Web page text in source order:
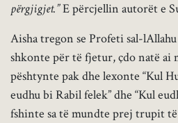
përgjigjet.”E përcjellin autorët e
Aisha tregon se Profeti sal-
shkonte për të fjetur, çdo natë ai
pështynte pak dhe lexonte “Kul
eudhu bi Rabil felek” dhe “Kul
fshinte sa të mundte prej trupit